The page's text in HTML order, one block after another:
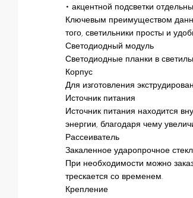
• акцентной подсветки
Ключевым преимуществом
того, светильники просты и
Светодиодный модуль
Светодиодные планки в
Корпус
Для изготовления
Источник питания
Источник питания находится
энергии, благодаря чему
Рассеиватель
Закаленное ударопрочное
При необходимости можно
трескается со временем.
Крепление